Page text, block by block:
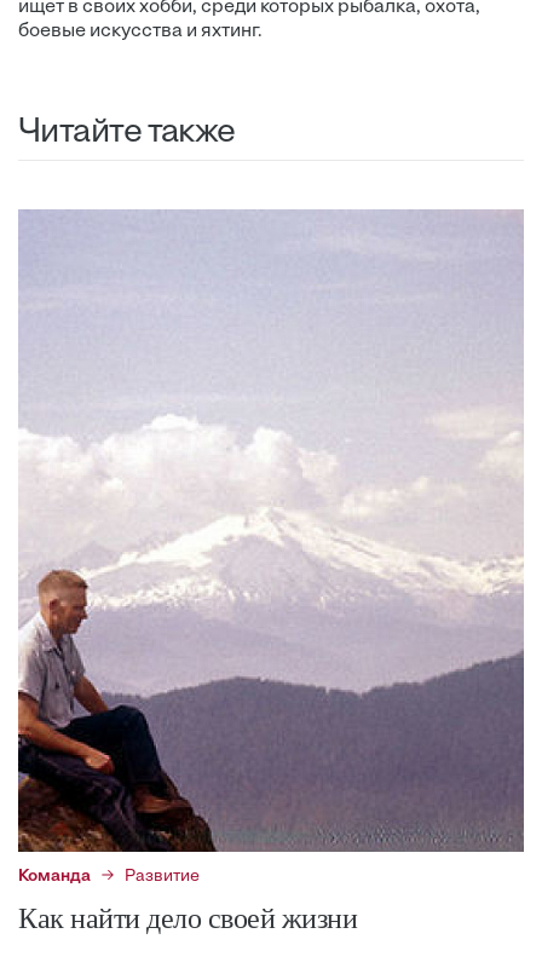
ищет в своих хобби, среди которых рыбалка, охота,
боевые искусства и яхтинг.
Читайте также
Команда Развитие
Как найти дело своей жизни